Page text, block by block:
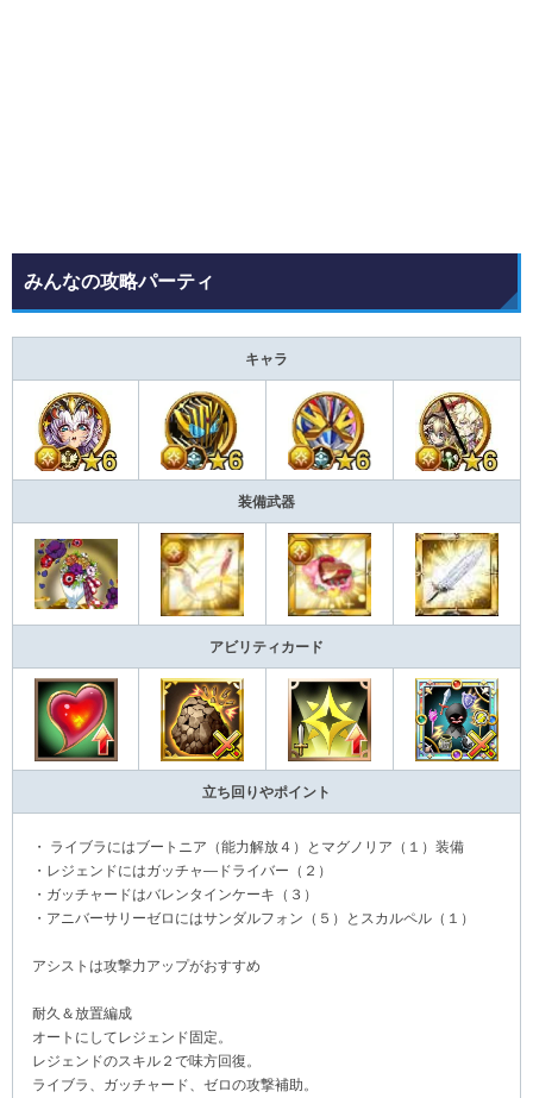
みんなの攻略パーティ
キャラ
装備武器
アビリティカード
立ち回りやポイント
・ ライブラにはブートニア（能力解放４）とマグノリア（１）装備
・レジェンドにはガッチャ―ドライバー（２）
・ガッチャードはバレンタインケーキ（３）
・アニバーサリーゼロにはサンダルフォン（５）とスカルペル（１）
アシストは攻撃力アップがおすすめ
耐久＆放置編成
オートにしてレジェンド固定。
レジェンドのスキル２で味方回復。
ライブラ、ガッチャード、ゼロの攻撃補助。